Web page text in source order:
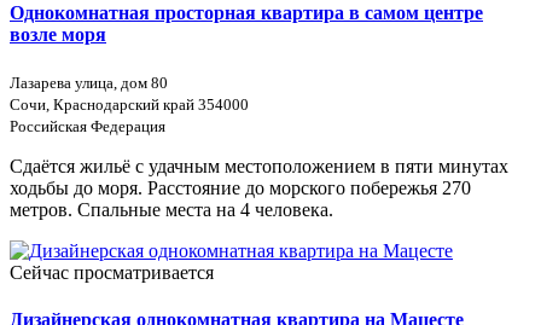
Однокомнатная просторная квартира в самом центре
возле моря
Лазарева улица, дом 80
Сочи, Краснодарский край 354000
Российская Федерация
Сдаётся жильё с удачным местоположением в пяти минутах
ходьбы до моря. Расстояние до морского побережья 270
метров. Спальные места на 4 человека.
Сейчас просматривается
Дизайнерская однокомнатная квартира на Мацесте